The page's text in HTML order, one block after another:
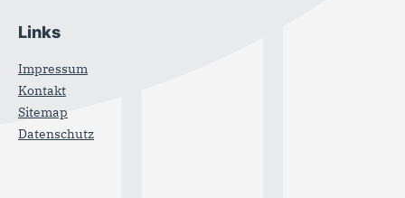
Links
Impressum
Kontakt
Sitemap
Datenschutz